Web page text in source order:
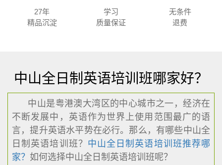
27年
精品沉淀
学习
质量保证
无条件
退费
中山全日制英语培训班哪家好？
中山是粤港澳大湾区的中心城市之一，经济在
不断发展中，英语作为世界上使用范围最广的语
言，提升英语水平势在必行。那么，有哪些中山全
日制英语培训班？ 中山全日制英语培训班推荐哪
家？ 如何选择中山全日制英语培训班呢？